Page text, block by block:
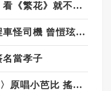
讀懂王家衛的「女性主義」 看《繁花》就不再問「寶總愛誰」
單身女子惡夢 許瑋甯遇計程車怪司機 曾愷玹夜跑有尾隨者
名當孝子
抖音神曲〈愛的魔力轉圈圈〉原唱小芭比 搖身成為花市CEO